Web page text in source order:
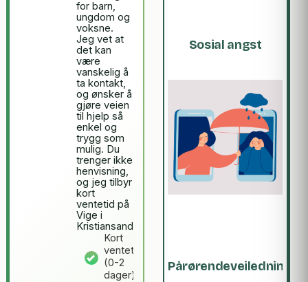
Sosial angst
Pårørendeveiledning
for barn,
ungdom og
voksne.
Jeg vet at
det kan
være
vanskelig å
ta kontakt,
og ønsker å
gjøre veien
til hjelp så
enkel og
trygg som
mulig. Du
trenger ikke
henvisning,
og jeg tilbyr
kort
ventetid på
Vige i
Kristiansand.
Kort
ventetid
(0-2
dager)